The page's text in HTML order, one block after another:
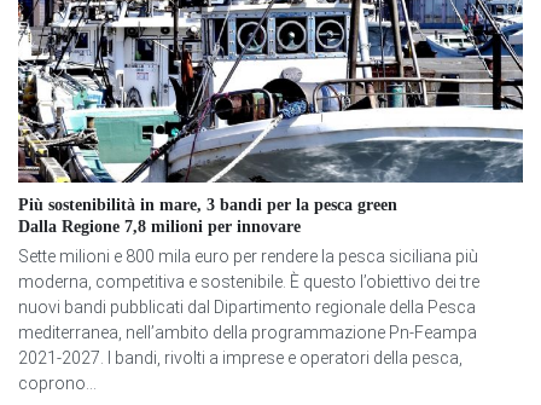
Più sostenibilità in mare, 3 bandi per la pesca green
Dalla Regione 7,8 milioni per innovare
Sette milioni e 800 mila euro per rendere la pesca siciliana più
moderna, competitiva e sostenibile. È questo l’obiettivo dei tre
nuovi bandi pubblicati dal Dipartimento regionale della Pesca
mediterranea, nell’ambito della programmazione Pn-Feampa
2021-2027. I bandi, rivolti a imprese e operatori della pesca,
coprono...